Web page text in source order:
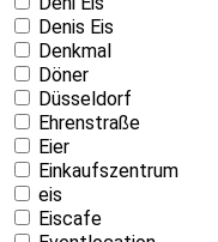
Denis Eis
Denkmal
Döner
Düsseldorf
Ehrenstraße
Eier
Einkaufszentrum
eis
Eiscafe